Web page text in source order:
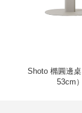
Shoto 橢圓邊桌
53cm）